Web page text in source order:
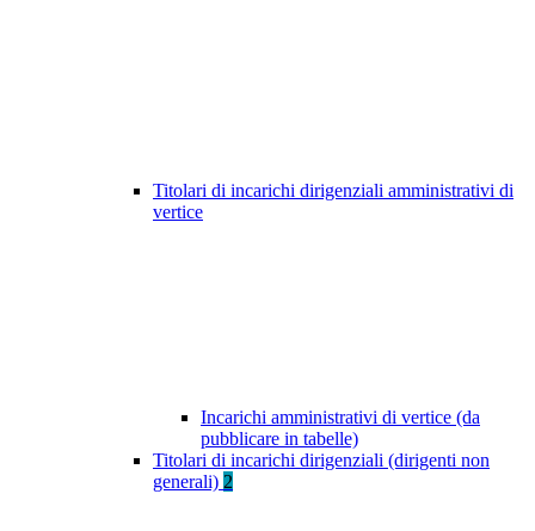
Titolari di incarichi dirigenziali amministrativi di
vertice
Incarichi amministrativi di vertice (da
pubblicare in tabelle)
Titolari di incarichi dirigenziali (dirigenti non
generali) 2